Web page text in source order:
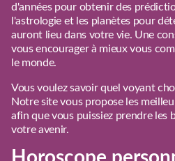
d'années pour obtenir des
l'astrologie et les planètes pour
auront lieu dans votre vie. Une
vous encourager à mieux vous
le monde.
Vous voulez savoir quel voyant
Notre site vous propose les
afin que vous puissiez prendre les
votre avenir.